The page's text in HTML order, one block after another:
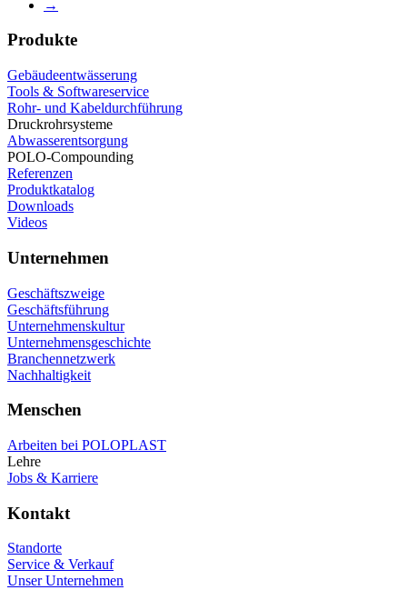
→
Produkte
Gebäudeentwässerung
Tools & Softwareservice
Rohr- und Kabeldurchführung
Druckrohrsysteme
Abwasserentsorgung
POLO-Compounding
Referenzen
Produktkatalog
Downloads
Videos
Unternehmen
Geschäftszweige
Geschäftsführung
Unternehmenskultur
Unternehmensgeschichte
Branchennetzwerk
Nachhaltigkeit
Menschen
Arbeiten bei POLOPLAST
Lehre
Jobs & Karriere
Kontakt
Standorte
Service & Verkauf
Unser Unternehmen